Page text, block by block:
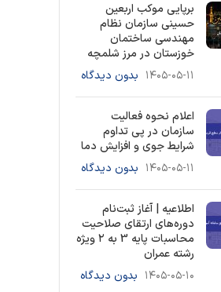
برپایی موکب اربعین
حسینی سازمان نظام
مهندسی ساختمان
خوزستان در مرز شلمچه
۱۴۰۵-۰۵-۱۱ بدون دیدگاه
اعلام نحوه فعالیت
سازمان در پی تداوم
شرایط جوی و افزایش دما
۱۴۰۵-۰۵-۱۱ بدون دیدگاه
اطلاعیه | آغاز ثبت‌نام
دوره‌های ارتقای صلاحیت
محاسبات پایه 3 به ۲ ویژه
رشته عمران
۱۴۰۵-۰۵-۱۰ بدون دیدگاه